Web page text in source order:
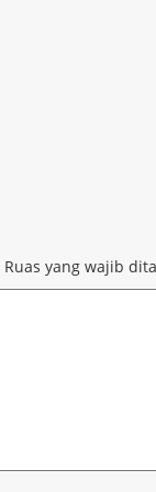
Ruas yang wajib